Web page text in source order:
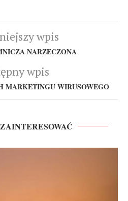
wpis
NARZECZONA
wpis
MARKETINGU WIRUSOWEGO